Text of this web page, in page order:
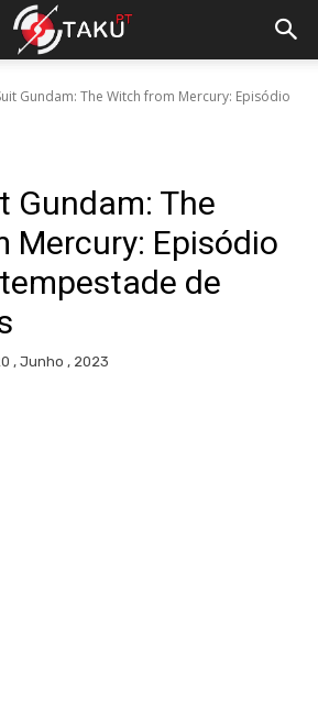
Gundam: The Witch from Mercury: Episódio
Gundam: The
Mercury: Episódio
de
, Junho , 2023